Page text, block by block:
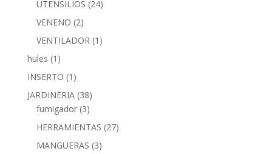
UTENSILIOS (24)
VENENO (2)
VENTILADOR (1)
hules (1)
INSERTO (1)
JARDINERIA (38)
fumigador (3)
HERRAMIENTAS (27)
MANGUERAS (3)